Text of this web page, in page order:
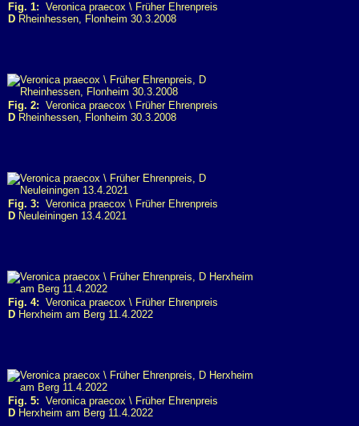
Fig. 1: Veronica praecox \ Früher Ehrenpreis
D Rheinhessen, Flonheim 30.3.2008
Fig. 2: Veronica praecox \ Früher Ehrenpreis
D Rheinhessen, Flonheim 30.3.2008
Fig. 3: Veronica praecox \ Früher Ehrenpreis
D Neuleiningen 13.4.2021
Fig. 4: Veronica praecox \ Früher Ehrenpreis
D Herxheim am Berg 11.4.2022
Fig. 5: Veronica praecox \ Früher Ehrenpreis
D Herxheim am Berg 11.4.2022